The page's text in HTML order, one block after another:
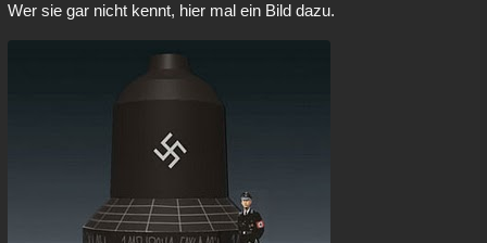
Wer sie gar nicht kennt, hier mal ein Bild dazu.